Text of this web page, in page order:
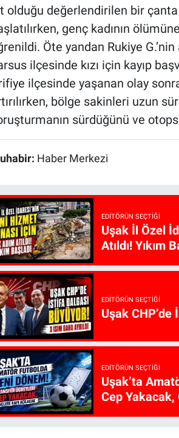
olduğu değerlendirilen bir
genç kadının
Öte yandan Rukiye
ilçesinde kızı için kayıp
ilçesinde yaşanan olay
bölge sakinleri uzun
sürdüğünü ve
Haber Merkezi
EDITÖRÜN SEÇTIĞI
Uşak İl Özel
Atıldı! Yıkım
EDITÖRÜN SEÇTIĞI
Uşak CHP’de
EDITÖRÜN SEÇTIĞI
Uşak’ta
Cep Yakacak,